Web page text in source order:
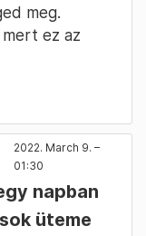
meg.
ez az
2022. March 9. –
01:30
napban
üteme